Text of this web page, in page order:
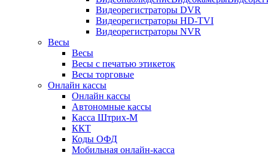
Видеорегистраторы DVR
Видеорегистраторы HD-TVI
Видеорегистраторы NVR
Весы
Весы
Весы с печатью этикеток
Весы торговые
Онлайн кассы
Онлайн кассы
Автономные кассы
Касса Штрих-М
ККТ
Коды ОФД
Мобильная онлайн-касса